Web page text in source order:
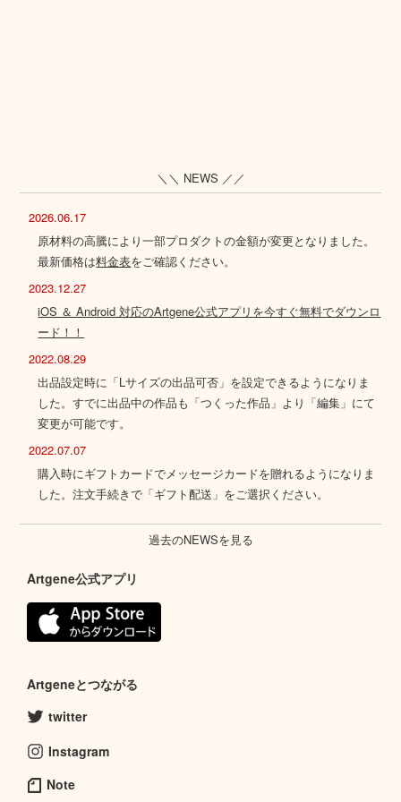
＼＼ NEWS ／／
2026.06.17
原材料の高騰により一部プロダクトの金額が変更となりました。
最新価格は料金表をご確認ください。
2023.12.27
iOS ＆ Android 対応のArtgene公式アプリを今すぐ無料でダウンロ
ード！！
2022.08.29
出品設定時に「Lサイズの出品可否」を設定できるようになりま
した。すでに出品中の作品も「つくった作品」より「編集」にて
変更が可能です。
2022.07.07
購入時にギフトカードでメッセージカードを贈れるようになりま
した。注文手続きで「ギフト配送」をご選択ください。
過去のNEWSを見る
Artgene公式アプリ
Artgeneとつながる
twitter
Instagram
Note